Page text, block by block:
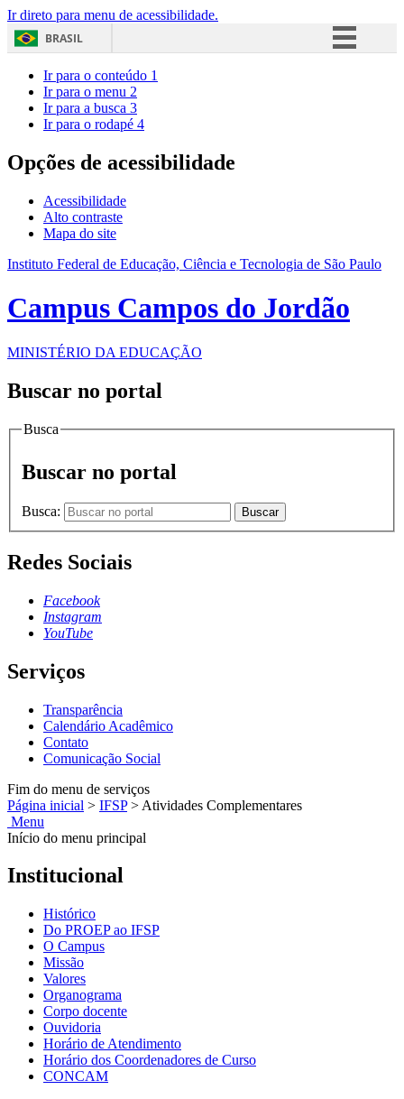
Ir direto para menu de acessibilidade.
BRASIL
Acesso à informação
Ir para o conteúdo 1
Ir para o menu 2
Ir para a busca 3
Ir para o rodapé 4
Opções de acessibilidade
Acessibilidade
Alto contraste
Mapa do site
Instituto Federal de Educação, Ciência e Tecnologia de São Paulo
Campus Campos do Jordão
MINISTÉRIO DA EDUCAÇÃO
Buscar no portal
Busca
Buscar no portal
Busca: Buscar
Redes Sociais
Facebook
Instagram
YouTube
Serviços
Transparência
Calendário Acadêmico
Contato
Comunicação Social
Fim do menu de serviços
Página inicial > IFSP > Atividades Complementares
Menu
Início do menu principal
Institucional
Histórico
Do PROEP ao IFSP
O Campus
Missão
Valores
Organograma
Corpo docente
Ouvidoria
Horário de Atendimento
Horário dos Coordenadores de Curso
CONCAM